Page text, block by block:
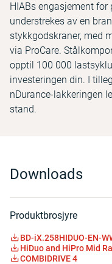
HIABs engasjement
understrekes av en
stykkgodskraner, med
via ProCare.
opptil 100 000
investeringen din. I
nDurance-lakkeringen
stand.
Downloads
Produktbrosjyre
BD-iX.258HIDUO-EN-
HiDuo and HiPro Mid
COMBIDRIVE 4